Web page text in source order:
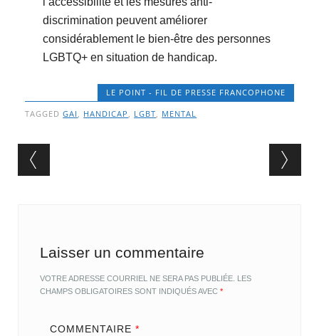
discrimination peuvent améliorer
considérablement le bien-être des personnes
LGBTQ+ en situation de handicap.
LE POINT - FIL DE PRESSE FRANCOPHONE
TAGGEDGAI , HANDICAP , LGBT, MENTAL
Post navigation
Laisser un commentaire
VOTRE ADRESSE COURRIEL NE SERA PAS PUBLIÉE. LES
CHAMPS OBLIGATOIRES SONT INDIQUÉS AVEC*
COMMENTAIRE *